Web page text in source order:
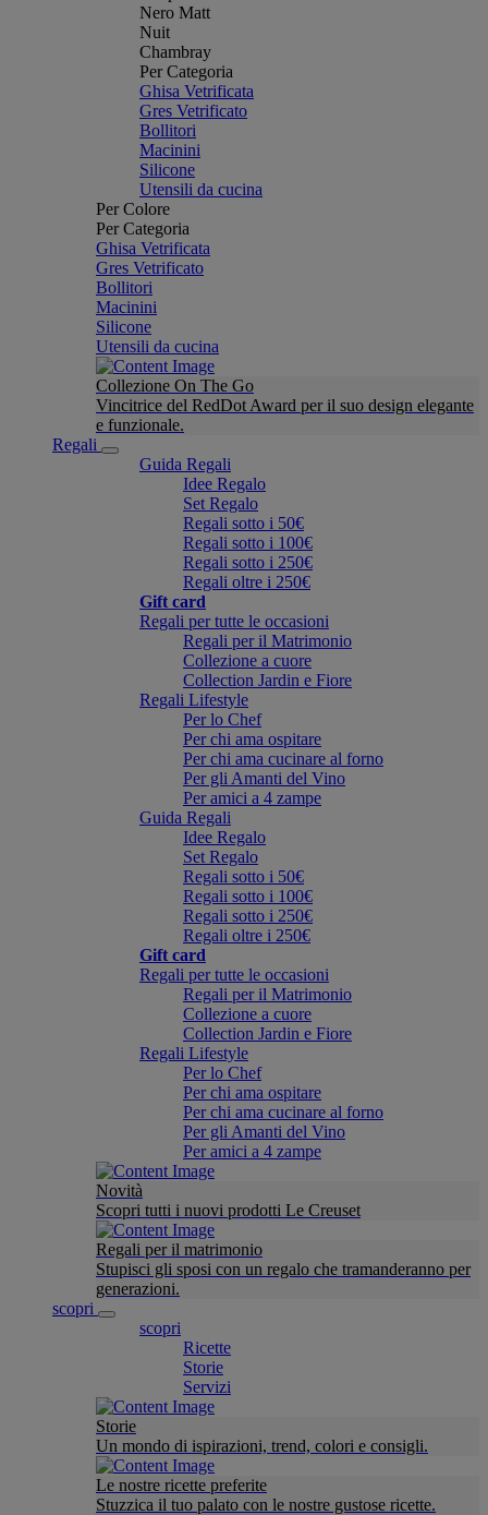
Nero Matt
Nuit
Chambray
Per Categoria
Ghisa Vetrificata
Gres Vetrificato
Bollitori
Macinini
Silicone
Utensili da cucina
Per Colore
Per Categoria
Ghisa Vetrificata
Gres Vetrificato
Bollitori
Macinini
Silicone
Utensili da cucina
Collezione On The Go
Vincitrice del RedDot Award per il suo design elegante
e funzionale.
Regali
Guida Regali
Idee Regalo
Set Regalo
Regali sotto i 50€
Regali sotto i 100€
Regali sotto i 250€
Regali oltre i 250€
Gift card
Regali per tutte le occasioni
Regali per il Matrimonio
Collezione a cuore
Collection Jardin e Fiore
Regali Lifestyle
Per lo Chef
Per chi ama ospitare
Per chi ama cucinare al forno
Per gli Amanti del Vino
Per amici a 4 zampe
Guida Regali
Idee Regalo
Set Regalo
Regali sotto i 50€
Regali sotto i 100€
Regali sotto i 250€
Regali oltre i 250€
Gift card
Regali per tutte le occasioni
Regali per il Matrimonio
Collezione a cuore
Collection Jardin e Fiore
Regali Lifestyle
Per lo Chef
Per chi ama ospitare
Per chi ama cucinare al forno
Per gli Amanti del Vino
Per amici a 4 zampe
Novità
Scopri tutti i nuovi prodotti Le Creuset
Regali per il matrimonio
Stupisci gli sposi con un regalo che tramanderanno per
generazioni.
scopri
scopri
Ricette
Storie
Servizi
Storie
Un mondo di ispirazioni, trend, colori e consigli.
Le nostre ricette preferite
Stuzzica il tuo palato con le nostre gustose ricette.